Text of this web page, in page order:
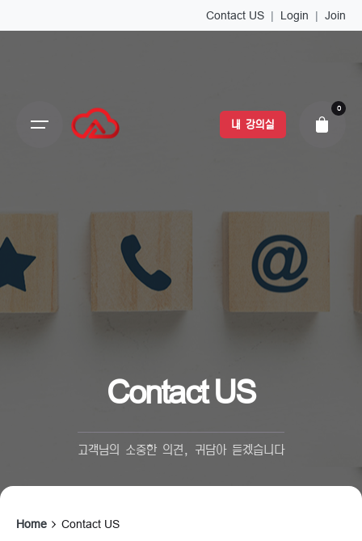
Join
|
Login
|
Contact US
내 강의실
0
Contact US
고객님의 소중한 의견, 귀담아 듣겠습니다
Home Contact US